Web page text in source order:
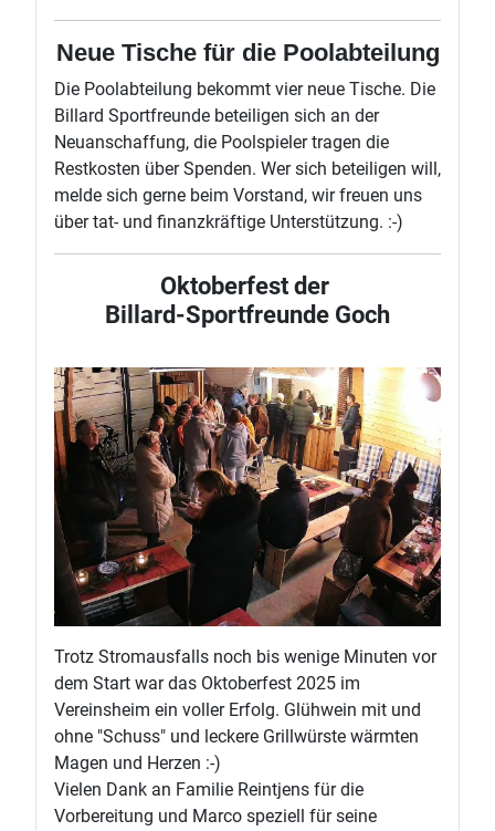
Neue Tische für die Poolabteilung
Die Poolabteilung bekommt vier neue Tische. Die
Billard Sportfreunde beteiligen sich an der
Neuanschaffung, die Poolspieler tragen die
Restkosten über Spenden. Wer sich beteiligen will,
melde sich gerne beim Vorstand, wir freuen uns
über tat- und finanzkräftige Unterstützung. :-)
Oktoberfest der
Billard-Sportfreunde Goch
Trotz Stromausfalls noch bis wenige Minuten vor
dem Start war das Oktoberfest 2025 im
Vereinsheim ein voller Erfolg. Glühwein mit und
ohne "Schuss" und leckere Grillwürste wärmten
Magen und Herzen :-)
Vielen Dank an Familie Reintjens für die
Vorbereitung und Marco speziell für seine